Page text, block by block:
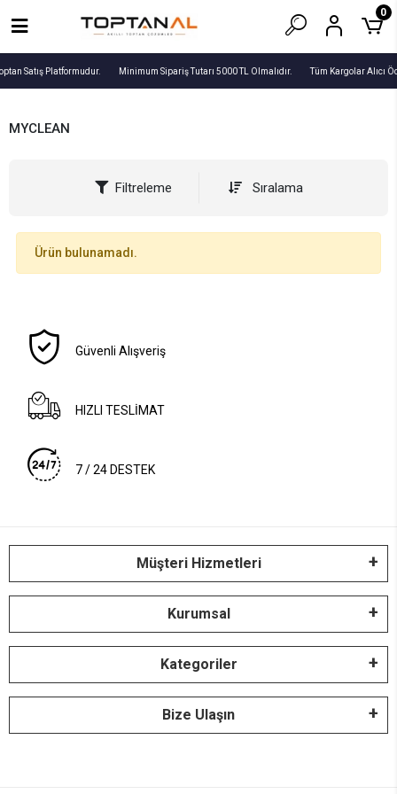
Satış Platformudur. Minimum Sipariş Tutarı 5000 TL Olmalıdır. Tüm Kargolar Alıcı
0
MYCLEAN
Filtreleme Sıralama
Ürün bulunamadı.
Güvenli Alışveriş
HIZLI TESLİMAT
7 / 24 DESTEK
Müşteri Hizmetleri
Kurumsal
Kategoriler
Bize Ulaşın